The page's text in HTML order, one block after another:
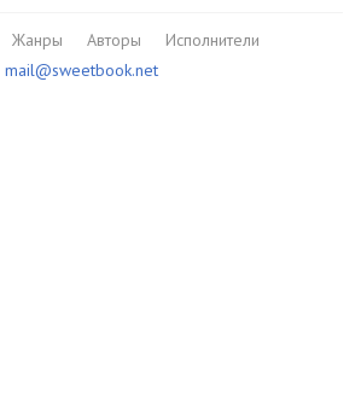
Жанры Авторы
Исполнители
mail@sweetbook.net